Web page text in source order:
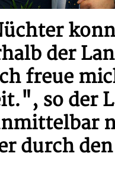
der
freue
so der
durch